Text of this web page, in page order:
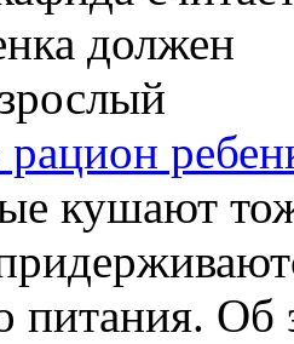
рацион
кушают
питания.